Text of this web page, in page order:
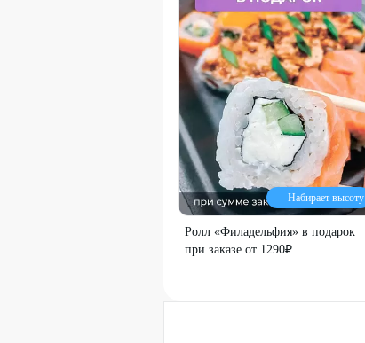
Набирает высоту
Ролл «Филадельфия» в подарок
при заказе от 1290₽